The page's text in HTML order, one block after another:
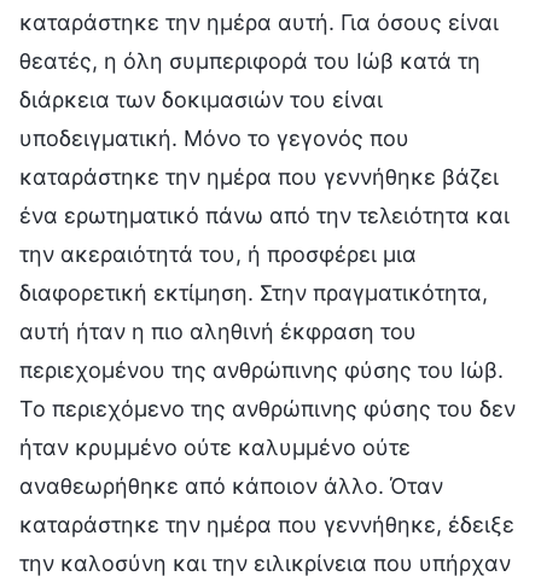
καταράστηκε την ημέρα αυτή. Για όσους είναι
θεατές, η όλη συμπεριφορά του Ιώβ κατά τη
διάρκεια των δοκιμασιών του είναι
υποδειγματική. Μόνο το γεγονός που
καταράστηκε την ημέρα που γεννήθηκε βάζει
ένα ερωτηματικό πάνω από την τελειότητα και
την ακεραιότητά του, ή προσφέρει μια
διαφορετική εκτίμηση. Στην πραγματικότητα,
αυτή ήταν η πιο αληθινή έκφραση του
περιεχομένου της ανθρώπινης φύσης του Ιώβ.
Το περιεχόμενο της ανθρώπινης φύσης του δεν
ήταν κρυμμένο ούτε καλυμμένο ούτε
αναθεωρήθηκε από κάποιον άλλο. Όταν
καταράστηκε την ημέρα που γεννήθηκε, έδειξε
την καλοσύνη και την ειλικρίνεια που υπήρχαν